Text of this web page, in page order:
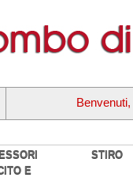
E
STIRO
Benvenuti,